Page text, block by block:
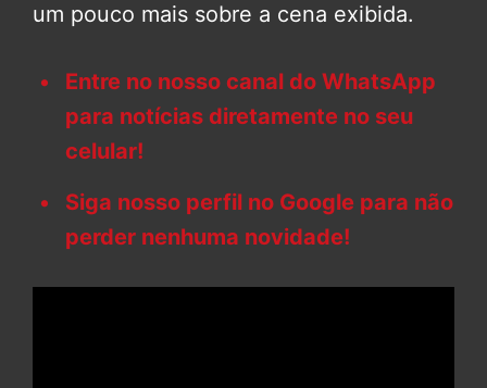
um pouco mais sobre a cena exibida.
Entre no nosso canal do WhatsApp
para notícias diretamente no seu
celular!
Siga nosso perfil no Google para não
perder nenhuma novidade!